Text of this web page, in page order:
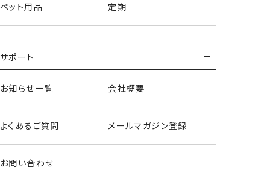
ペット用品 定期
サポート
お知らせ一覧 会社概要
よくあるご質問 メールマガジン登録
お問い合わせ